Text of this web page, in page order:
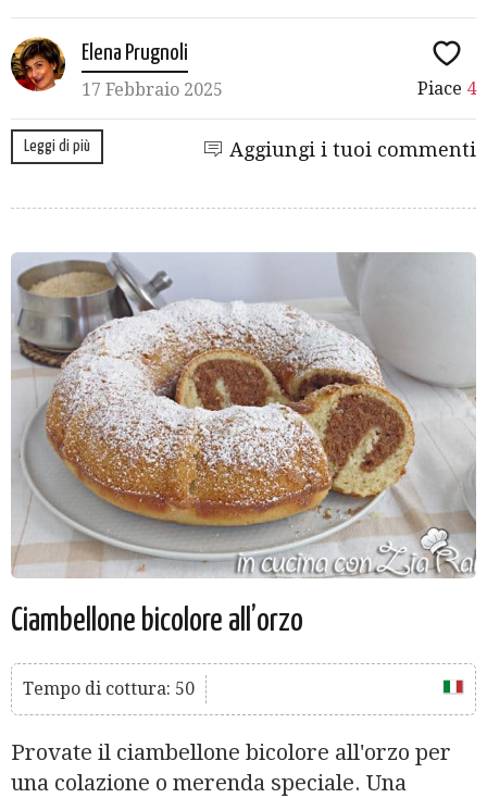
Elena Prugnoli
17 Febbraio 2025 Piace 4
Leggi di più Aggiungi i tuoi commenti
Ciambellone bicolore all’orzo
Tempo di cottura: 50
Provate il ciambellone bicolore all'orzo per
una colazione o merenda speciale. Una